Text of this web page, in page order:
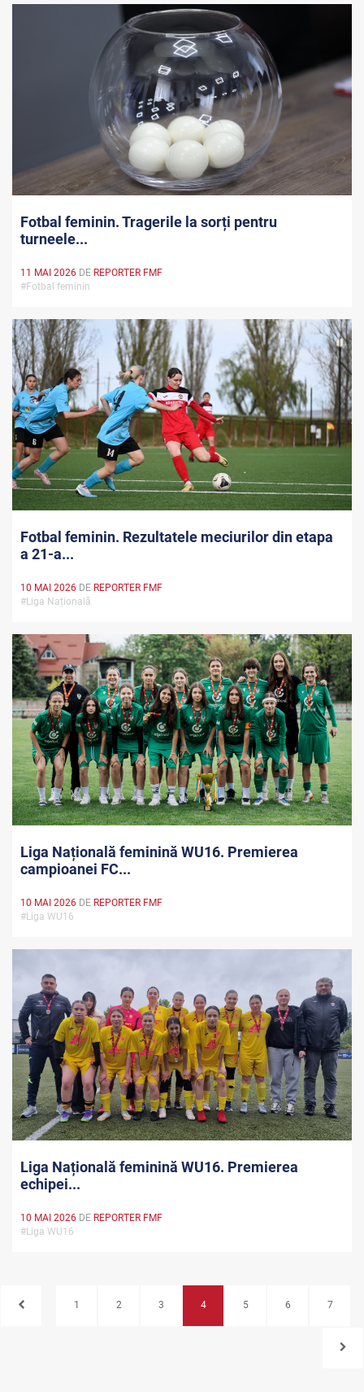
Fotbal feminin. Tragerile la sorți pentru
turneele...
11 MAI 2026 DE REPORTER FMF
#Fotbal feminin
Fotbal feminin. Rezultatele meciurilor din etapa
a 21-a...
10 MAI 2026 DE REPORTER FMF
#Liga Națională
Liga Națională feminină WU16. Premierea
campioanei FC...
10 MAI 2026 DE REPORTER FMF
#Liga WU16
Liga Națională feminină WU16. Premierea
echipei...
10 MAI 2026 DE REPORTER FMF
#Liga WU16
1 2 3 4 5 6 7